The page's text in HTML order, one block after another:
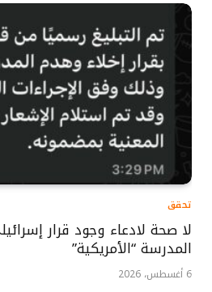
تحقق
لا صحة لادعاء وجود قرار
المدرسة “الأمريكية”
6 أغسطس، 2026